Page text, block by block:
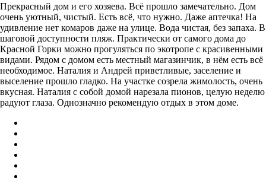
Прекрасный дом и его хозяева. Всё прошло замечательно. Дом
очень уютный, чистый. Есть всё, что нужно. Даже аптечка! На
удивление нет комаров даже на улице. Вода чистая, без запаха. В
шаговой доступности пляж. Практически от самого дома до
Красной Горки можно прогуляться по экотропе с красивенными
видами. Рядом с домом есть местный магазинчик, в нём есть всё
необходимое. Наталия и Андрей приветливые, заселение и
выселение прошло гладко. На участке созрела жимолость, очень
вкусная. Наталия с собой домой нарезала пионов, целую неделю
радуют глаза. Однозначно рекомендую отдых в этом доме.